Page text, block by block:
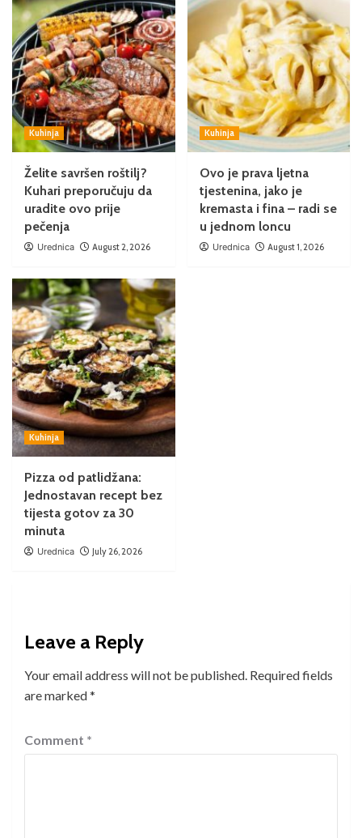
Kuhinja
Želite savršen roštilj?
Kuhari preporučuju da
uradite ovo prije
pečenja
Urednica August 2, 2026
Kuhinja
Ovo je prava ljetna
tjestenina, jako je
kremasta i fina – radi se
u jednom loncu
Urednica August 1, 2026
Kuhinja
Pizza od patlidžana:
Jednostavan recept bez
tijesta gotov za 30
minuta
Urednica July 26, 2026
Leave a Reply
Your email address will not be published. Required fields
are marked*
Comment *